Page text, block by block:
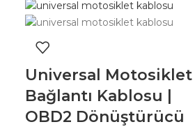
Universal Motosiklet
Bağlantı Kablosu |
OBD2 Dönüştürücü